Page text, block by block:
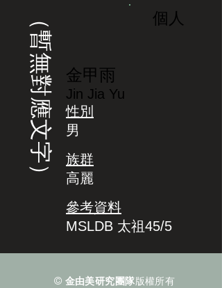
（暫無對應文字） 個人
金甲雨
Jin Jia Yu
性別
男
族群
高麗
參考資料
MSLDB 太祖45/5
© 金由美研究團隊版權所有